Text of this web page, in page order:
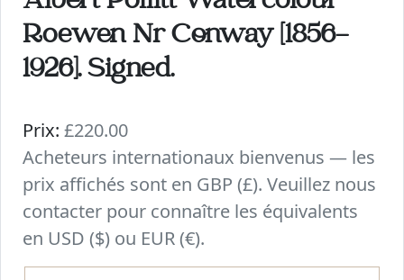
Roewen Nr Conway [1856-
1926]. Signed.
Prix: £220.00
Acheteurs internationaux bienvenus — les
prix affichés sont en GBP (£). Veuillez nous
contacter pour connaître les équivalents
en USD ($) ou EUR (€).